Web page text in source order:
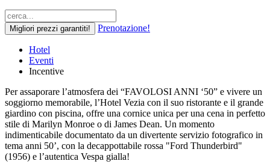
Migliori prezzi garantiti! Prenotazione!
Hotel
Eventi
Incentive
Per assaporare l’atmosfera dei “FAVOLOSI ANNI ‘50” e vivere un
soggiorno memorabile, l’Hotel Vezia con il suo ristorante e il grande
giardino con piscina, offre una cornice unica per una cena in perfetto
stile di Marilyn Monroe o di James Dean. Un momento
indimenticabile documentato da un divertente servizio fotografico in
tema anni 50’, con la decappottabile rossa "Ford Thunderbird"
(1956) e l’autentica Vespa gialla!